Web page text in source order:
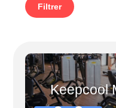
Filtrer
Keepcool